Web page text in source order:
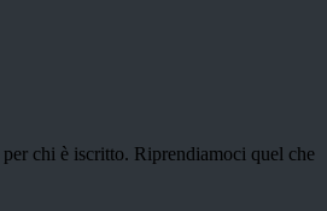
chi è iscritto. Riprendiamoci quel che